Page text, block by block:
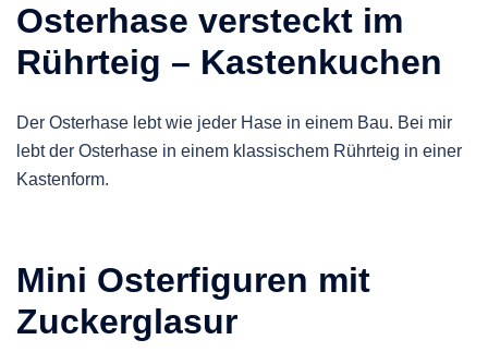
Osterhase versteckt im
Rührteig – Kastenkuchen
Der Osterhase lebt wie jeder Hase in einem Bau. Bei mir
lebt der Osterhase in einem klassischem Rührteig in einer
Kastenform.
Mini Osterfiguren mit
Zuckerglasur